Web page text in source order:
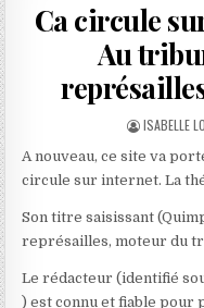
Ca circule
Au
AUTHOR:
ISABELLE
A nouveau, ce site va
circule sur internet. La
Son titre saisissant
représailles, moteur du
Le rédacteur (identifié
) est connu et fiable pour